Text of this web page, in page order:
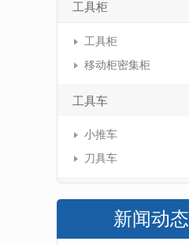
工具柜
工具柜
移动柜密集柜
工具车
小推车
刀具车
新闻动态